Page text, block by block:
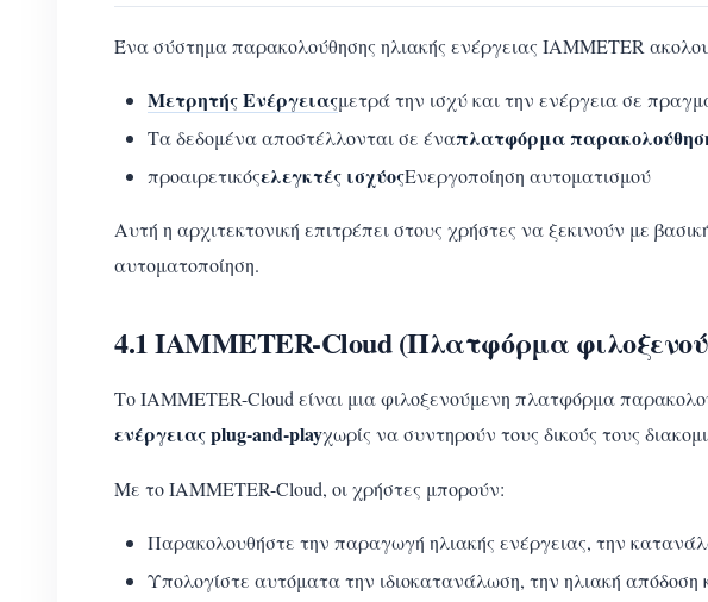
Ένα σύστημα παρακολούθησης ηλιακής ενέργειας IAMMETER
Μετρητής Ενέργειαςμετρά την ισχύ και την ενέργεια σε
Τα δεδομένα αποστέλλονται σε έναπλατφόρμα
προαιρετικόςελεγκτές ισχύοςΕνεργοποίηση αυτοματισμού
Αυτή η αρχιτεκτονική επιτρέπει στους χρήστες να ξεκινούν με
αυτοματοποίηση.
4.1 IAMMETER-Cloud (Πλατφόρμα
Το IAMMETER-Cloud είναι μια φιλοξενούμενη πλατφόρμα
ενέργειας plug-and-playχωρίς να συντηρούν τους δικούς τους
Με το IAMMETER-Cloud, οι χρήστες μπορούν:
Παρακολουθήστε την παραγωγή ηλιακής ενέργειας, την
Υπολογίστε αυτόματα την ιδιοκατανάλωση, την ηλιακή απόδοση